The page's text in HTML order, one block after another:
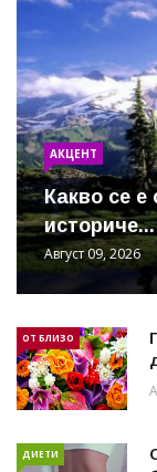
АКЦЕНТ
Какво се е
историче...
Август 09, 2026
ОТ БЛИЗО
ДИЕТИ